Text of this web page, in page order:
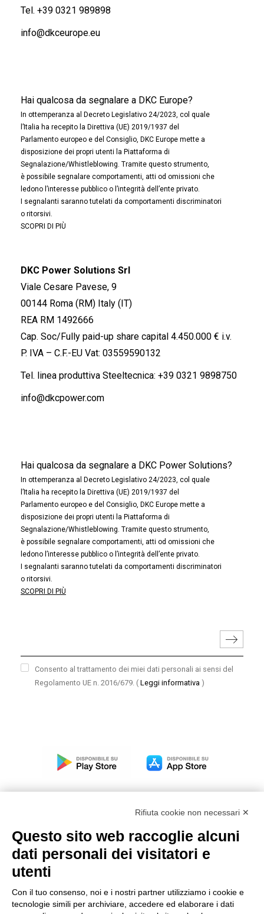
Tel. +39 0321 989898
info@dkceurope.eu
Hai qualcosa da segnalare a DKC Europe?
In ottemperanza al Decreto Legislativo 24/2023, col quale
l’Italia ha recepito la Direttiva (UE) 2019/1937 del
Parlamento europeo e del Consiglio, DKC Europe mette a
disposizione dei propri utenti la Piattaforma di
Segnalazione/Whistleblowing. Tramite questo strumento,
è possibile segnalare comportamenti, atti od omissioni che
ledono l’interesse pubblico o l’integrità dell’ente privato.
I segnalanti saranno tutelati da comportamenti discriminatori
o ritorsivi.
SCOPRI DI PIÙ
DKC Power Solutions Srl
Viale Cesare Pavese, 9
00144 Roma (RM) Italy (IT)
REA RM 1492666
Cap. Soc/Fully paid-up share capital 4.450.000 € i.v.
P. IVA – C.F.-EU Vat: 03559590132
Tel. linea produttiva Steeltecnica: +39 0321 9898750
info@dkcpower.com
Hai qualcosa da segnalare a DKC Power Solutions?
In ottemperanza al Decreto Legislativo 24/2023, col quale
l’Italia ha recepito la Direttiva (UE) 2019/1937 del
Parlamento europeo e del Consiglio, DKC Europe mette a
disposizione dei propri utenti la Piattaforma di
Segnalazione/Whistleblowing. Tramite questo strumento,
è possibile segnalare comportamenti, atti od omissioni che
ledono l’interesse pubblico o l’integrità dell’ente privato.
I segnalanti saranno tutelati da comportamenti discriminatori
o ritorsivi.
SCOPRI DI PIÙ
Consento al trattamento dei miei dati personali ai sensi del
Regolamento UE n. 2016/679. ( Leggi informativa )
Modello organizzativo, gestione e controllo – D. lgs.
231/2001
Condizioni generali di vendita DKC Power Solutions
Rifiuta cookie non necessari ✕
Questo sito web raccoglie alcuni
dati personali dei visitatori e
utenti
Con il tuo consenso, noi e i nostri partner utilizziamo i cookie e
tecnologie simili per archiviare, accedere ed elaborare i dati